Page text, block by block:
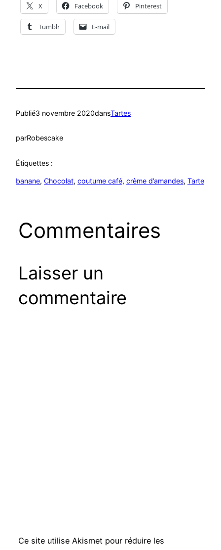
X Facebook Pinterest
Tumblr E-mail
Publié3 novembre 2020dansTartes
parRobescake
Étiquettes :
banane, Chocolat, coutume café, crème d’amandes, Tarte
Commentaires
Laisser un
commentaire
Ce site utilise Akismet pour réduire les